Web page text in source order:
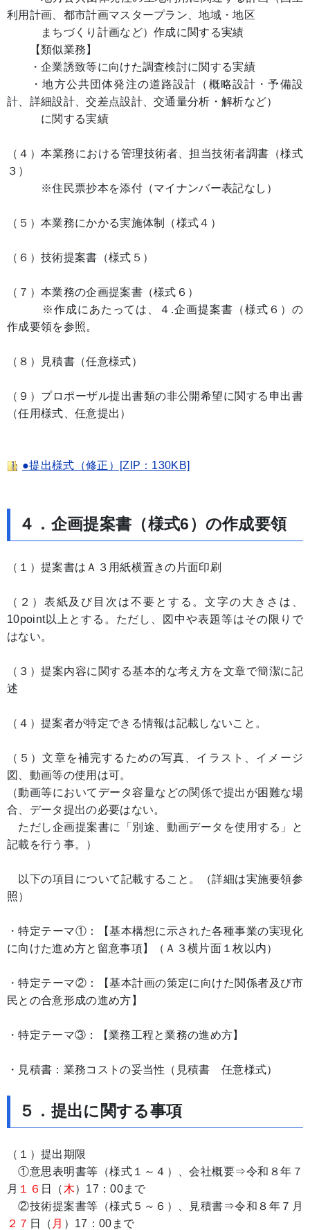
利用計画、都市計画マスタープラン、地域・地区
まちづくり計画など）作成に関する実績
【類似業務】
・企業誘致等に向けた調査検討に関する実績
・地方公共団体発注の道路設計（概略設計・予備設
計、詳細設計、交差点設計、交通量分析・解析など）
に関する実績
（４）本業務における管理技術者、担当技術者調書（様式
３）
※住民票抄本を添付（マイナンバー表記なし）
（５）本業務にかかる実施体制（様式４）
（６）技術提案書（様式５）
（７）本業務の企画提案書（様式６）
※作成にあたっては、４.企画提案書（様式６）の
作成要領を参照。
（８）見積書（任意様式）
（９）プロポーザル提出書類の非公開希望に関する申出書
（任用様式、任意提出）
●提出様式（修正）[ZIP：130KB]
４．企画提案書（様式6）の作成要領
（１）提案書はＡ３用紙横置きの片面印刷
（２）表紙及び目次は不要とする。文字の大きさは、
10point以上とする。ただし、図中や表題等はその限りで
はない。
（３）提案内容に関する基本的な考え方を文章で簡潔に記
述
（４）提案者が特定できる情報は記載しないこと。
（５）文章を補完するための写真、イラスト、イメージ
図、動画等の使用は可。
（動画等においてデータ容量などの関係で提出が困難な場
合、データ提出の必要はない。
ただし企画提案書に「別途、動画データを使用する」と
記載を行う事。）
以下の項目について記載すること。（詳細は実施要領参
照）
・特定テーマ①：【基本構想に示された各種事業の実現化
に向けた進め方と留意事項】（Ａ３横片面１枚以内）
・特定テーマ②：【基本計画の策定に向けた関係者及び市
民との合意形成の進め方】
・特定テーマ③：【業務工程と業務の進め方】
・見積書：業務コストの妥当性（見積書 任意様式）
５．提出に関する事項
（１）提出期限
①意思表明書等（様式１～４）、会社概要⇒令和８年７
月 １６ 日（ 木）17：00まで
②技術提案書等（様式５～６）、見積書⇒令和８年７月
２７ 日（ 月 ）17：00まで